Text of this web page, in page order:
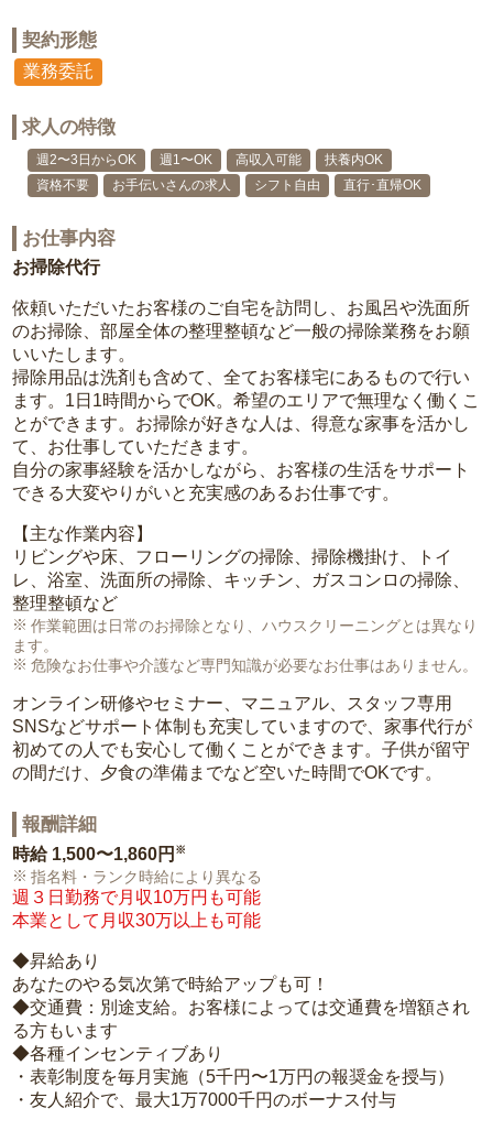
契約形態
業務委託
求人の特徴
週2〜3日からOK 週1〜OK 高収入可能
扶養内OK
資格不要
お手伝いさんの求人 シフト自由 直行･直帰OK
お仕事内容
お掃除代行
依頼いただいたお客様のご自宅を訪問し、お風呂や洗面所
のお掃除、部屋全体の整理整頓など一般の掃除業務をお願
いいたします。
掃除用品は洗剤も含めて、全てお客様宅にあるもので行い
ます。1日1時間からでOK。希望のエリアで無理なく働くこ
とができます。お掃除が好きな人は、得意な家事を活かし
て、お仕事していただきます。
自分の家事経験を活かしながら、お客様の生活をサポート
できる大変やりがいと充実感のあるお仕事です。
【主な作業内容】
リビングや床、フローリングの掃除、掃除機掛け、トイ
レ、浴室、洗面所の掃除、キッチン、ガスコンロの掃除、
整理整頓など
作業範囲は日常のお掃除となり、ハウスクリーニングとは異なり
ます。
危険なお仕事や介護など専門知識が必要なお仕事はありません。
オンライン研修やセミナー、マニュアル、スタッフ専用
SNSなどサポート体制も充実していますので、家事代行が
初めての人でも安心して働くことができます。子供が留守
の間だけ、夕食の準備までなど空いた時間でOKです。
報酬詳細
時給 1,500〜1,860円 ※
指名料・ランク時給により異なる
週３日勤務で月収10万円も可能
本業として月収30万以上も可能
◆昇給あり
あなたのやる気次第で時給アップも可！
◆交通費：別途支給。お客様によっては交通費を増額され
る方もいます
◆各種インセンティブあり
・表彰制度を毎月実施（5千円〜1万円の報奨金を授与）
・友人紹介で、最大1万7000千円のボーナス付与